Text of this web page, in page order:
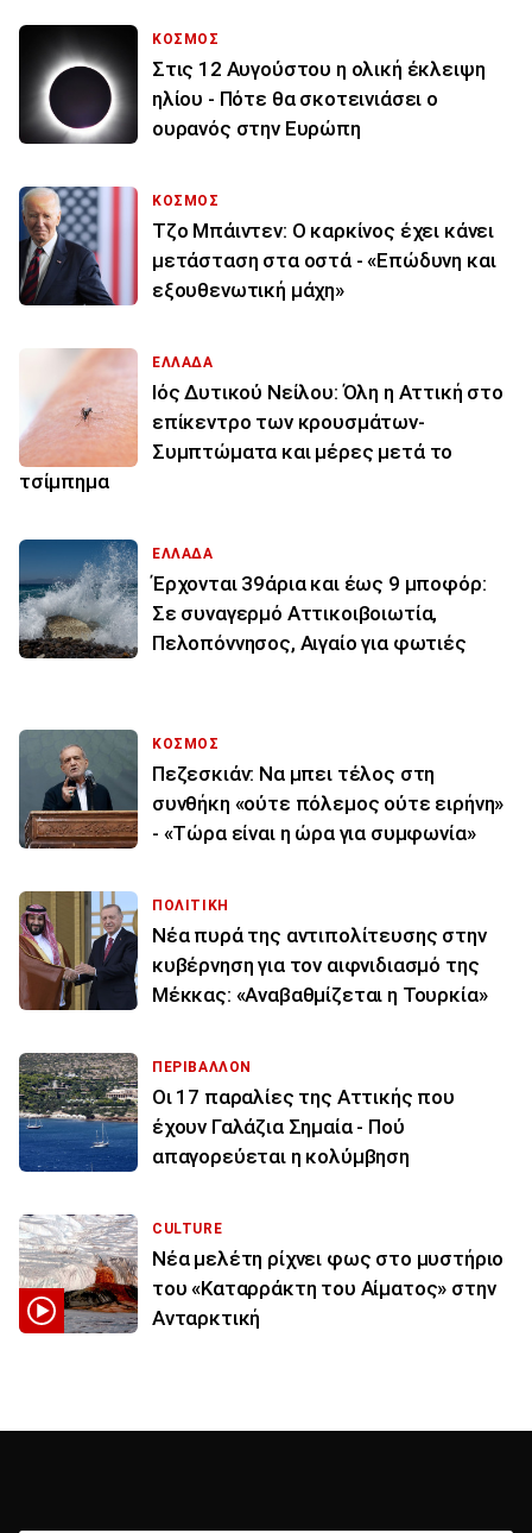
ΚΟΣΜΟΣ
Στις 12 Αυγούστου η ολική έκλειψη
ηλίου - Πότε θα σκοτεινιάσει ο
ουρανός στην Ευρώπη
ΚΟΣΜΟΣ
Τζο Μπάιντεν: Ο καρκίνος έχει κάνει
μετάσταση στα οστά - «Επώδυνη και
εξουθενωτική μάχη»
ΕΛΛΑΔΑ
Ιός Δυτικού Νείλου: Όλη η Αττική στο
επίκεντρο των κρουσμάτων-
Συμπτώματα και μέρες μετά το
τσίμπημα
ΕΛΛΑΔΑ
Έρχονται 39άρια και έως 9 μποφόρ:
Σε συναγερμό Αττικοιβοιωτία,
Πελοπόννησος, Αιγαίο για φωτιές
ΚΟΣΜΟΣ
Πεζεσκιάν: Να μπει τέλος στη
συνθήκη «ούτε πόλεμος ούτε ειρήνη»
- «Τώρα είναι η ώρα για συμφωνία»
ΠΟΛΙΤΙΚΗ
Νέα πυρά της αντιπολίτευσης στην
κυβέρνηση για τον αιφνιδιασμό της
Μέκκας: «Αναβαθμίζεται η Τουρκία»
ΠΕΡΙΒΑΛΛΟΝ
Οι 17 παραλίες της Αττικής που
έχουν Γαλάζια Σημαία - Πού
απαγορεύεται η κολύμβηση
CULTURE
Νέα μελέτη ρίχνει φως στο μυστήριο
του «Καταρράκτη του Αίματος» στην
Ανταρκτική